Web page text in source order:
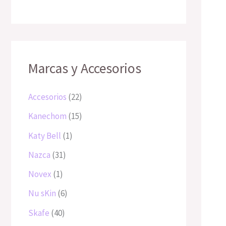
Marcas y Accesorios
Accesorios 22
Kanechom 15
Katy Bell 1
Nazca 31
s
Novex 1
Nu sKin 6
Skafe 40
s
s